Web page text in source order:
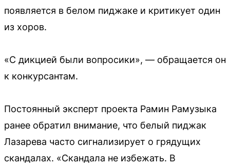
появляется в белом пиджаке и критикует один
из хоров.
«С дикцией были вопросики», — обращается он
к конкурсантам.
Постоянный эксперт проекта Рамин Рамузыка
ранее обратил внимание, что белый пиджак
Лазарева часто сигнализирует о грядущих
скандалах. «Скандала не избежать. В